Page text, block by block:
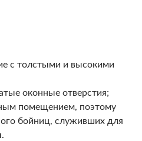
с толстыми и высокими
оконные отверстия;
помещением, поэтому
бойниц, служивших для